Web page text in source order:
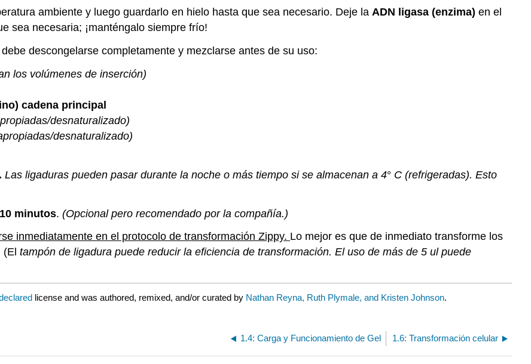
ambiente y luego guardarlo en hielo hasta que sea necesario. Deje la ADN ligasa (enzima) en el
sea necesaria; ¡manténgalo siempre frío!
descongelarse completamente y mezclarse antes de su uso:
los volúmenes de inserción)
cadena principal
desnaturalizado)
desnaturalizado)
Las ligaduras pueden pasar durante la noche o más tiempo si se almacenan a 4° C (refrigeradas). Esto
10 minutos. (Opcional pero recomendado por la compañía.)
inmediatamente en el protocolo de transformación Zippy. Lo mejor es que de inmediato transforme los
tampón de ligadura puede reducir la eficiencia de transformación. El uso de más de 5 ul puede
license and was authored, remixed, and/or curated by Nathan Reyna, Ruth Plymale, and Kristen Johnson.
1.4: Carga y Funcionamiento de Gel 1.6: Transformación celular